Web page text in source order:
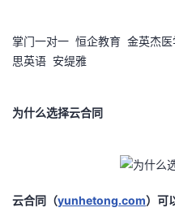
掌门一对一 恒企教育 金英杰
思英语 安缇雅
为什么选择云合同
云合同（yunhetong.com）可